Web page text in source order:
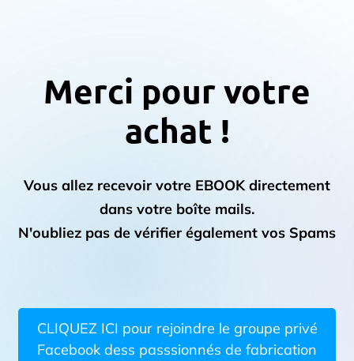
Merci pour votre
achat !
Vous allez recevoir votre EBOOK directement
dans votre boîte mails.
N'oubliez pas de vérifier également vos Spams
CLIQUEZ ICI pour rejoindre le groupe privé
Facebook dess passsionnés de fabrication